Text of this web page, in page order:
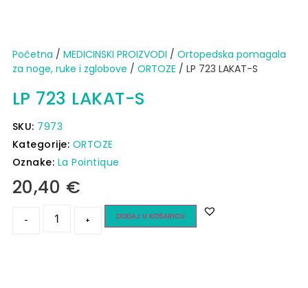
Početna / MEDICINSKI PROIZVODI / Ortopedska pomagala
za noge, ruke i zglobove / ORTOZE / LP 723 LAKAT-S
LP 723 LAKAT-S
SKU: 7973
Kategorije: ORTOZE
Oznake: La Pointique
20,40 €
- + DODAJ U KOŠARICU